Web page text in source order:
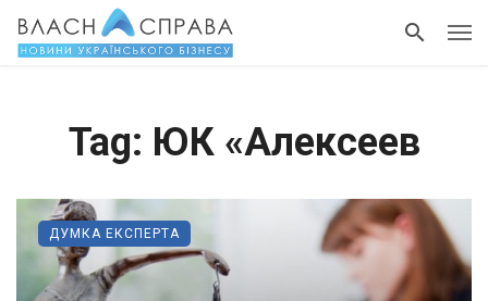
Tag: ЮК «Алексеев
ДУМКА ЕКСПЕРТА